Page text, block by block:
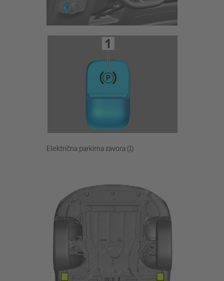
Električna parkirna zavora (1)